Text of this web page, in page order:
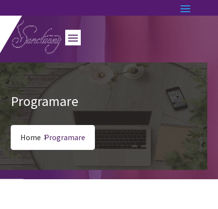
Programare
Home Programare